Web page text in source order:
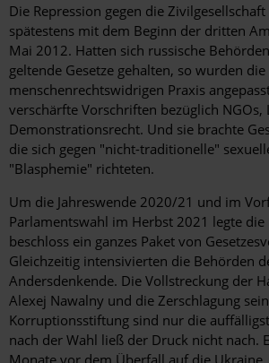
Die Repression gegen die
spätestens mit dem Beginn der dritten
Mai 2012. Hatten sich russische
geltende Gesetze gehalten, so wurden
menschenrechtswidrigen Praxis
verschärfte Vorschriften bezüglich NGOs,
Demonstrationsrecht. Und sie brachte
die sich gegen "nicht-traditionelle"
"Blasphemie" richteten.
Um die Jahreswende 2020/21 und im
Parlamentswahl im Herbst 2021 legte die
beschloss ein ganzes Paket von
Gleichzeitig intensivierten die Behörden
Andersdenkende. Die Vollstreckung der
Alexej Nawalny und die Zerschlagung
Korruptionsstiftung sind nur die
nach der Wahl ließ der Druck nicht nach.
Monate vor dem Überfall auf die